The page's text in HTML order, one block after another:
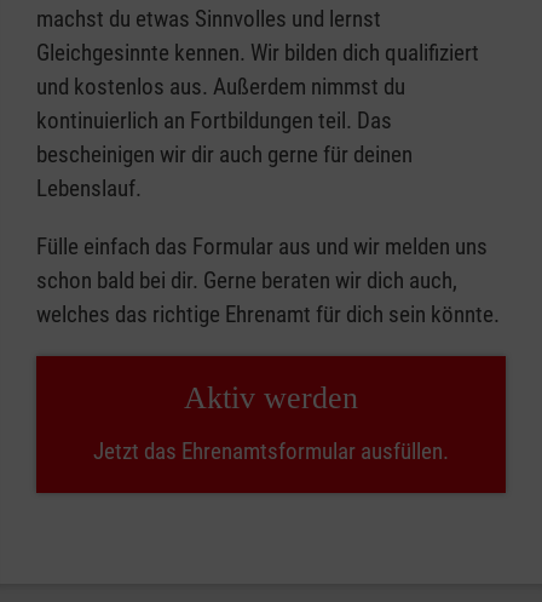
machst du etwas Sinnvolles und lernst
Gleichgesinnte kennen. Wir bilden dich qualifiziert
und kostenlos aus. Außerdem nimmst du
kontinuierlich an Fortbildungen teil. Das
bescheinigen wir dir auch gerne für deinen
Lebenslauf.
Fülle einfach das Formular aus und wir melden uns
schon bald bei dir. Gerne beraten wir dich auch,
welches das richtige Ehrenamt für dich sein könnte.
Aktiv werden
Jetzt das Ehrenamtsformular ausfüllen.